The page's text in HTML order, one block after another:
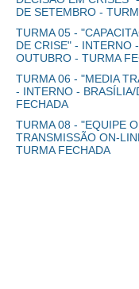
DE SETEMBRO -
TURMA 05 -
DE CRISE" - INTERNO
OUTUBRO - TURMA
TURMA 06 - "MEDIA
- INTERNO -
FECHADA
TURMA 08 - "EQUIPE
TRANSMISSÃO ON-
TURMA FECHADA